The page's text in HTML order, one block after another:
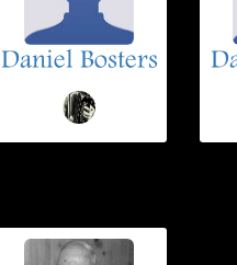
Daniel Bosters